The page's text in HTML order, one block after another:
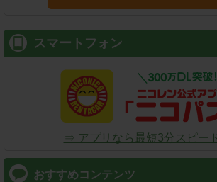
スマートフォン
⇒ アプリなら最短3分スピー
おすすめコンテンツ